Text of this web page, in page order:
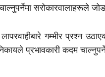
सरोकारवालाहरूले
गम्भीर प्रश्न
प्रभावकारी कदम